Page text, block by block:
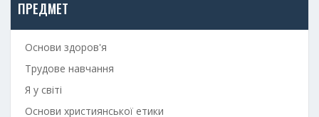
ПРЕДМЕТ
Основи здоров'я
Трудове навчання
Я у світі
Основи християнської етики